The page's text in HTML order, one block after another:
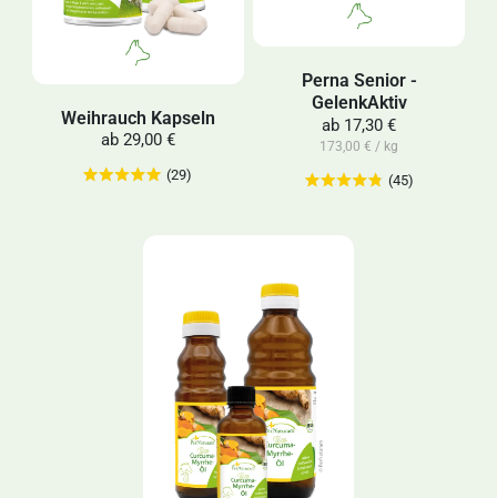
Weihrauch Kapseln
ab29,00 €
(29)
Perna Senior -
GelenkAktiv
ab 17,30 €
173,00 € / kg
(45)